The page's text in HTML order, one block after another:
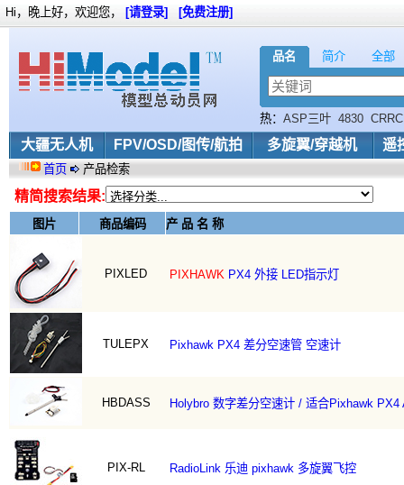
品名 简介 全部
热： ASP三叶 4830
wkm
大疆无人机 FPV/OSD/图传/航拍 多旋翼/穿越机 遥
Hi，晚上好，欢迎您， [请登录] [免费注册]
首页 产品检索
精简搜索结果:
图片 商品编码 产 品 名 称
PIXLED PIXHAWK PX4 外接 LED指示灯
TULEPX Pixhawk PX4 差分空速管 空速计
HBDASS Holybro 数字差分空速计 / 适合Pixhawk PX4
PIX-RL RadioLink 乐迪 pixhawk 多旋翼飞控